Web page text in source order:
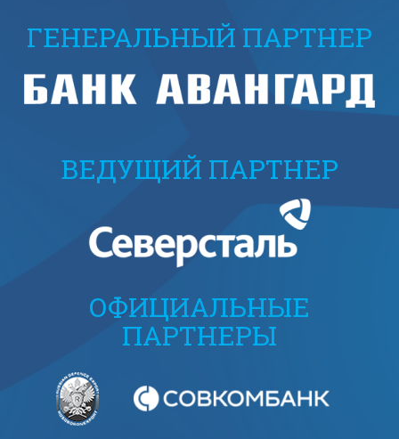
ГЕНЕРАЛЬНЫЙ ПАРТНЕР
ВЕДУЩИЙ ПАРТНЕР
ОФИЦИАЛЬНЫЕ
ПАРТНЕРЫ